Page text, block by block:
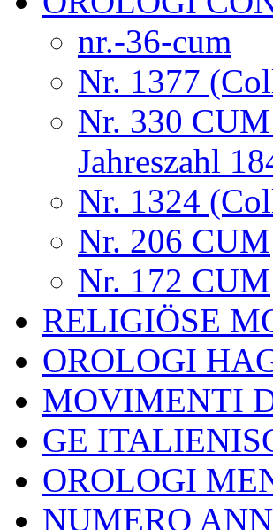
nr.-36-cum
Nr. 1377
Nr. 330
Jahreszahl
Nr. 1324
Nr. 206 CUM
Nr. 172 CUM
RELIGIÖSE
OROLOGI
MOVIMENTI
GE
OROLOGI
NUMERO